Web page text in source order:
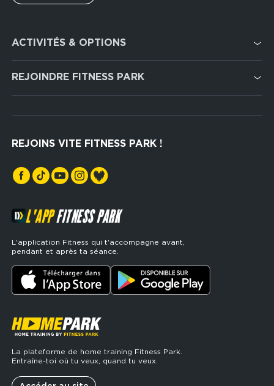
services
ACTIVITÉS & OPTIONS
Cardio Training
Musculation
Hyrox Zone
Cross Training
REJOINDRE FITNESS PARK
REJOINS VITE FITNESS PARK !
L'APPFITNESS PARK
L'application Fitness qui t'accompagne avant,
pendant et après ta séance.
La plateforme de home training Fitness Park.
Entraîne-toi où tu veux, quand tu veux.